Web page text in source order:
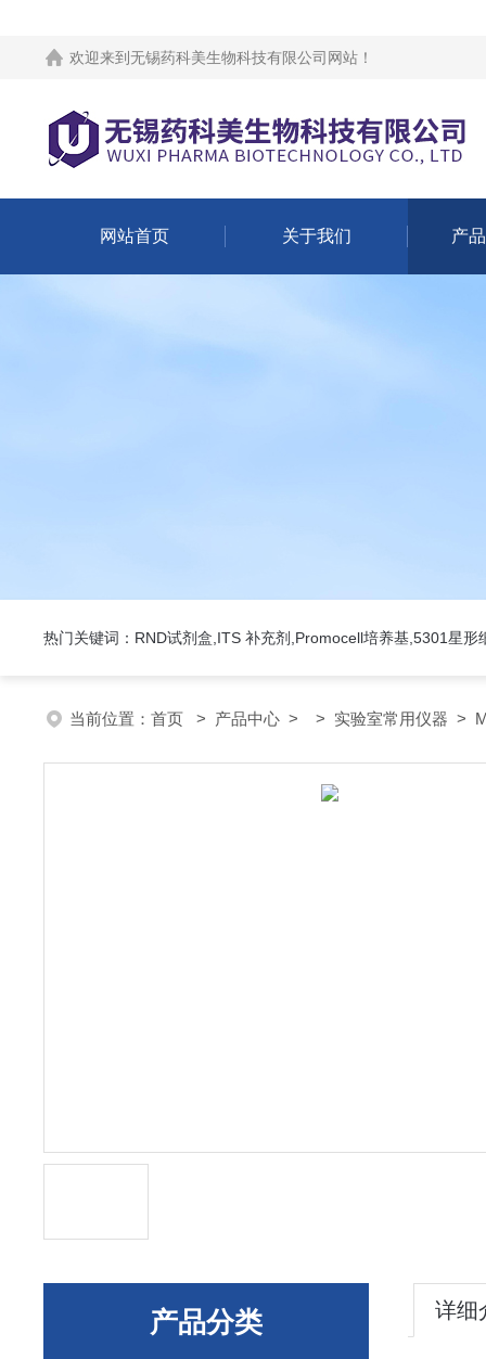
欢迎来到 无锡药科美生物科技有限公司网站 ！
网站首页 关于我们 产
热门关键词：RND试剂盒,ITS 补充剂,Promocell培养基,5301星形
当前位置： 首页 > 产品中心 > > 实验室常用仪器 >
产品分类 详细